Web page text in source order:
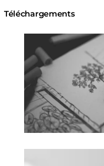
Téléchargements
Loading image...